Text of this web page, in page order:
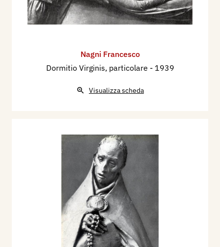
Nagni Francesco
Dormitio Virginis, particolare - 1939
Visualizza scheda